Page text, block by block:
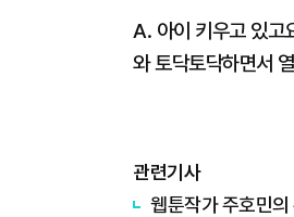
A. 아이 키우고 있고
와 토닥토닥하면서
관련기사
웹툰작가 주호민의